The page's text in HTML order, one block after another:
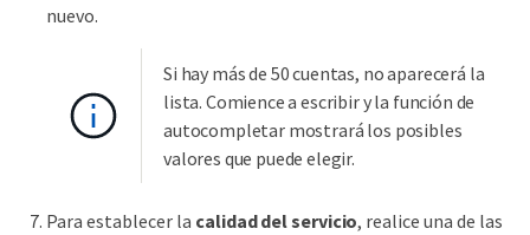
nuevo.
Si hay más de 50 cuentas, no aparecerá la
lista. Comience a escribir y la función de
autocompletar mostrará los posibles
valores que puede elegir.
Para establecer la calidad del servicio, realice una de las